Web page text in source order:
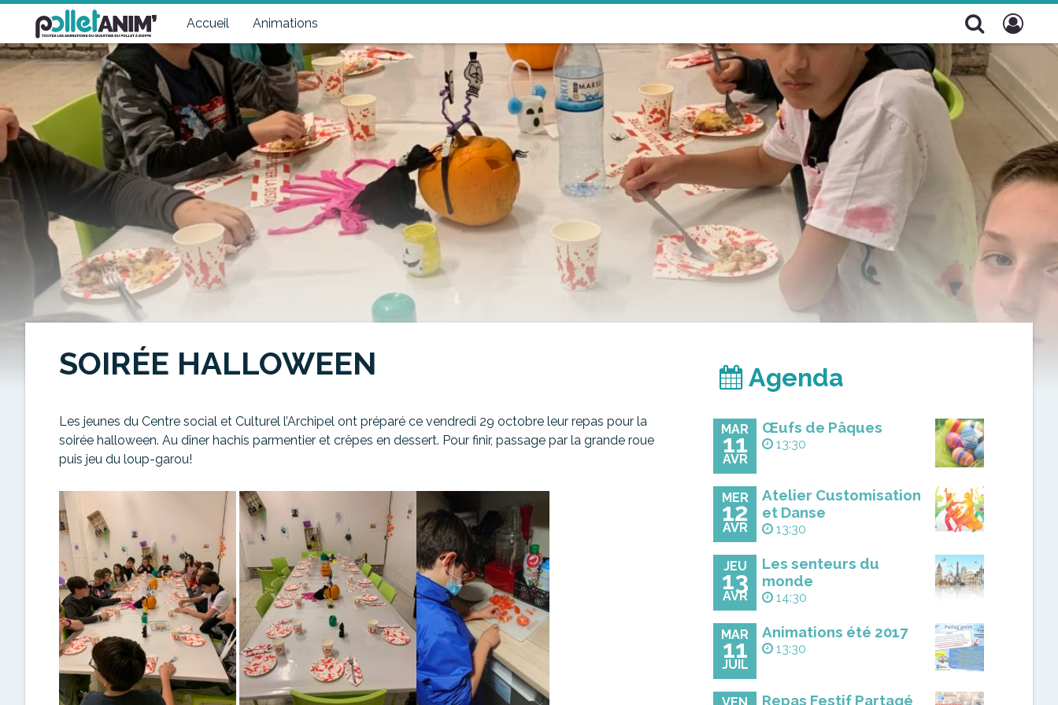
Accueil Animations
Pollet Anim'
Toutes les animations du quartier du Pollet à Dieppe
SOIRÉE HALLOWEEN
Les jeunes du Centre social et Culturel l’Archipel ont préparé ce vendredi 29 octobre leur repas pour la
soirée halloween. Au dîner hachis parmentier et crêpes en dessert. Pour finir, passage par la grande roue
puis jeu du loup-garou!
Agenda
MAR
11
AVR
Œufs de Pâques
13:30
MER
12
AVR
Atelier Customisation
et Danse
13:30
JEU
13
AVR
Les senteurs du
monde
14:30
MAR
11
JUIL
Animations été 2017
13:30
Repas Festif Partagé